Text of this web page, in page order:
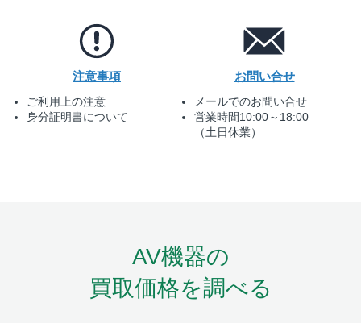
注意事項
ご利用上の注意
身分証明書について
お問い合せ
メールでのお問い合せ
営業時間10:00～18:00
（土日休業）
AV機器の
買取価格を調べる